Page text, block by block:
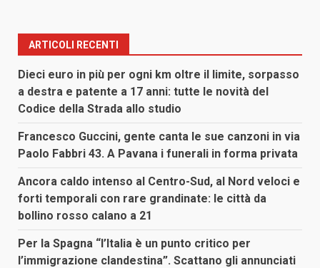
ARTICOLI RECENTI
Dieci euro in più per ogni km oltre il limite, sorpasso
a destra e patente a 17 anni: tutte le novità del
Codice della Strada allo studio
Francesco Guccini, gente canta le sue canzoni in via
Paolo Fabbri 43. A Pavana i funerali in forma privata
Ancora caldo intenso al Centro-Sud, al Nord veloci e
forti temporali con rare grandinate: le città da
bollino rosso calano a 21
Per la Spagna “l’Italia è un punto critico per
l’immigrazione clandestina”. Scattano gli annunciati